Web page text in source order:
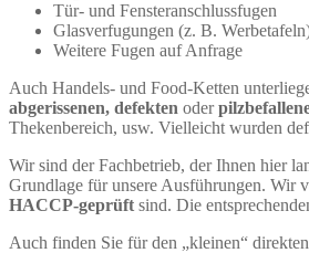
Tür- und Fensteranschlussfugen
Glasverfugungen (z. B.
Weitere Fugen auf Anfrage
Auch Handels- und Food-Ketten
abgerissenen, defekten oder
Thekenbereich, usw. Vielleicht wurden
Wir sind der Fachbetrieb, der Ihnen hier
Grundlage für unsere Ausführungen. Wir
HACCP-geprüft sind. Die
Auch finden Sie für den „kleinen“